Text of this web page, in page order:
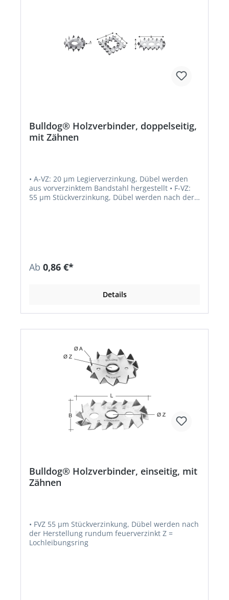
Bulldog® Holzverbinder, doppelseitig,
mit Zähnen
• A-VZ: 20 µm Legierverzinkung, Dübel werden
aus vorverzinktem Bandstahl hergestellt • F-VZ:
55 µm Stückverzinkung, Dübel werden nach der
Ab 0,86 €*
Details
Bulldog® Holzverbinder, einseitig, mit
Zähnen
• FVZ 55 µm Stückverzinkung, Dübel werden nach
der Herstellung rundum feuerverzinkt Z =
Lochleibungsring